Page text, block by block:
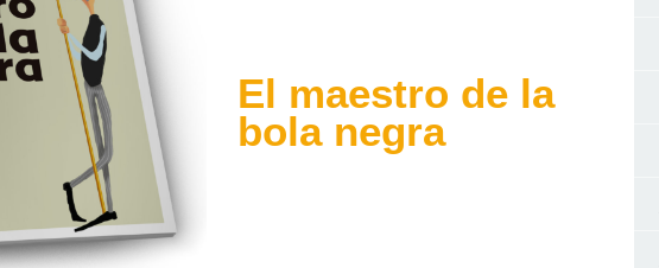
El maestro de la
bola negra